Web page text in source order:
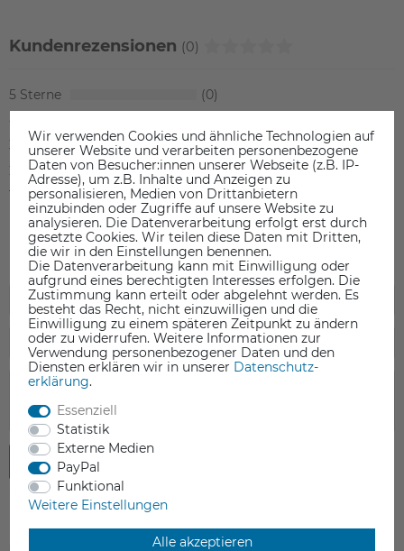
Kundenrezensionen (0)
5
0
4
3
0
2
0
1
0
Rezension senden
Wir verwenden Cookies und ähnliche Technologien auf
unserer Website und verarbeiten personenbezogene
Daten von Besucher:innen unserer Webseite (z.B. IP-
Adresse), um z.B. Inhalte und Anzeigen zu
personalisieren, Medien von Drittanbietern
einzubinden oder Zugriffe auf unsere Website zu
analysieren. Die Datenverarbeitung erfolgt erst durch
gesetzte Cookies. Wir teilen diese Daten mit Dritten,
die wir in den Einstellungen benennen.
Die Datenverarbeitung kann mit Einwilligung oder
aufgrund eines berechtigten Interesses erfolgen. Die
Zustimmung kann erteilt oder abgelehnt werden. Es
besteht das Recht, nicht einzuwilligen und die
Einwilligung zu einem späteren Zeitpunkt zu ändern
oder zu widerrufen. Weitere Informationen zur
Verwendung personenbezogener Daten und den
Diensten erklären wir in unserer Daten­schutz­
erklärung.
Essenziell
Statistik
Externe Medien
PayPal
Funktional
Weitere Einstellungen
Alle akzeptieren